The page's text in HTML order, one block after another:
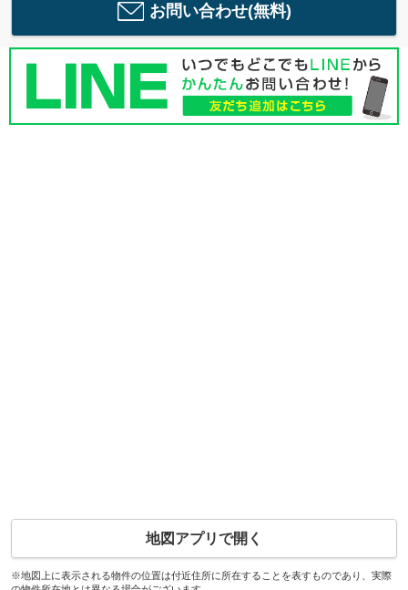
お問い合わせ(無料)
地図アプリで開く
※地図上に表示される物件の位置は付近住所に所在することを表すものであり、実際